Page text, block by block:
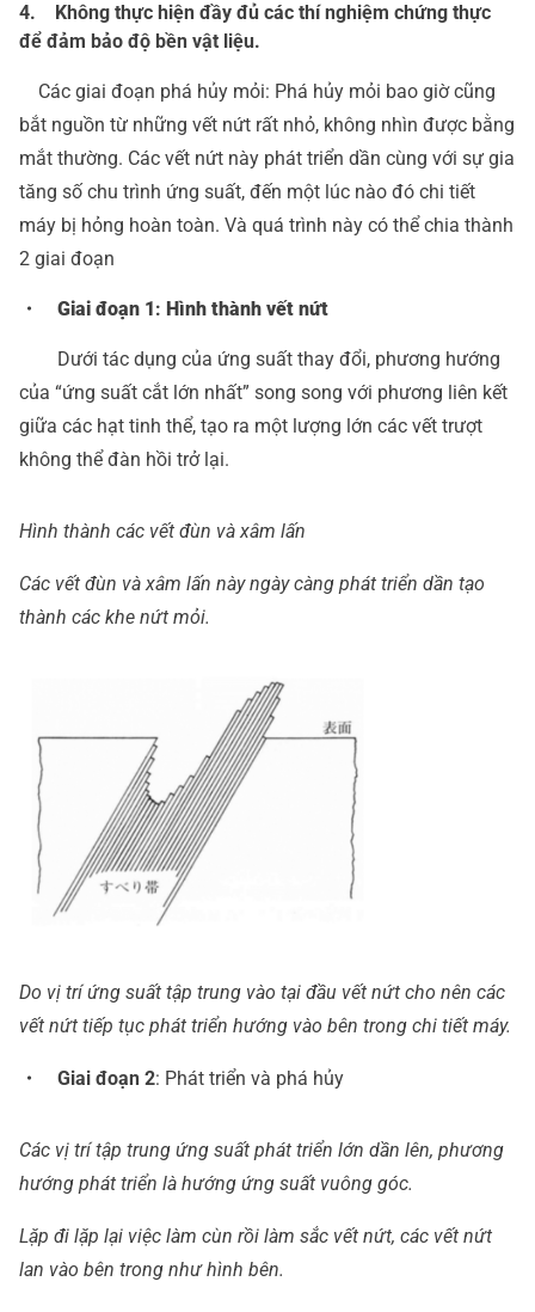
4. Không thực hiện đầy đủ các thí nghiệm chứng thực
để đảm bảo độ bền vật liệu.
Các giai đoạn phá hủy mỏi: Phá hủy mỏi bao giờ cũng
bắt nguồn từ những vết nứt rất nhỏ, không nhìn được bằng
mắt thường. Các vết nứt này phát triển dần cùng với sự gia
tăng số chu trình ứng suất, đến một lúc nào đó chi tiết
máy bị hỏng hoàn toàn. Và quá trình này có thể chia thành
2 giai đoạn
・ Giai đoạn 1: Hình thành vết nứt
Dưới tác dụng của ứng suất thay đổi, phương hướng
của “ứng suất cắt lớn nhất” song song với phương liên kết
giữa các hạt tinh thể, tạo ra một lượng lớn các vết trượt
không thể đàn hồi trở lại.
Hình thành các vết đùn và xâm lấn
Các vết đùn và xâm lấn này ngày càng phát triển dần tạo
thành các khe nứt mỏi.
Do vị trí ứng suất tập trung vào tại đầu vết nứt cho nên các
vết nứt tiếp tục phát triển hướng vào bên trong chi tiết máy.
・ Giai đoạn 2: Phát triển và phá hủy
Các vị trí tập trung ứng suất phát triển lớn dần lên, phương
hướng phát triển là hướng ứng suất vuông góc.
Lặp đi lặp lại việc làm cùn rồi làm sắc vết nứt, các vết nứt
lan vào bên trong như hình bên.